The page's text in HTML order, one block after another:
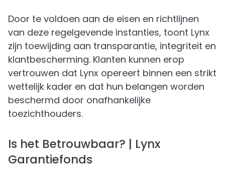
Door te voldoen aan de eisen en richtlijnen
van deze regelgevende instanties, toont Lynx
zijn toewijding aan transparantie, integriteit en
klantbescherming. Klanten kunnen erop
vertrouwen dat Lynx opereert binnen een strikt
wettelijk kader en dat hun belangen worden
beschermd door onafhankelijke
toezichthouders.
Is het Betrouwbaar? | Lynx
Garantiefonds